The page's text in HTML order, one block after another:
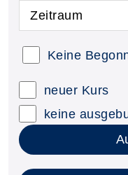
Zeitraum
Keine
neuer Kurs
keine